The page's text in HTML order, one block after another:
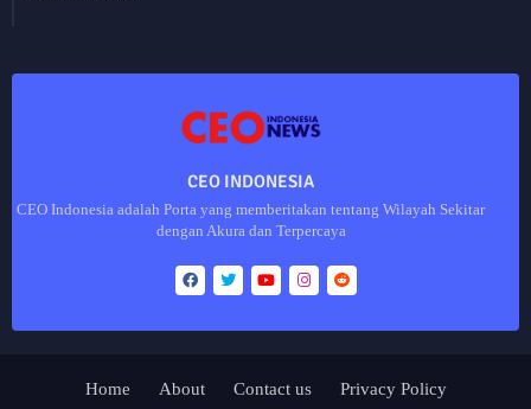
CEO INDONESIA
CEO Indonesia adalah Porta yang memberitakan tentang Wilayah Sekitar
dengan Akura dan Terpercaya
Home About Contact us Privacy Policy